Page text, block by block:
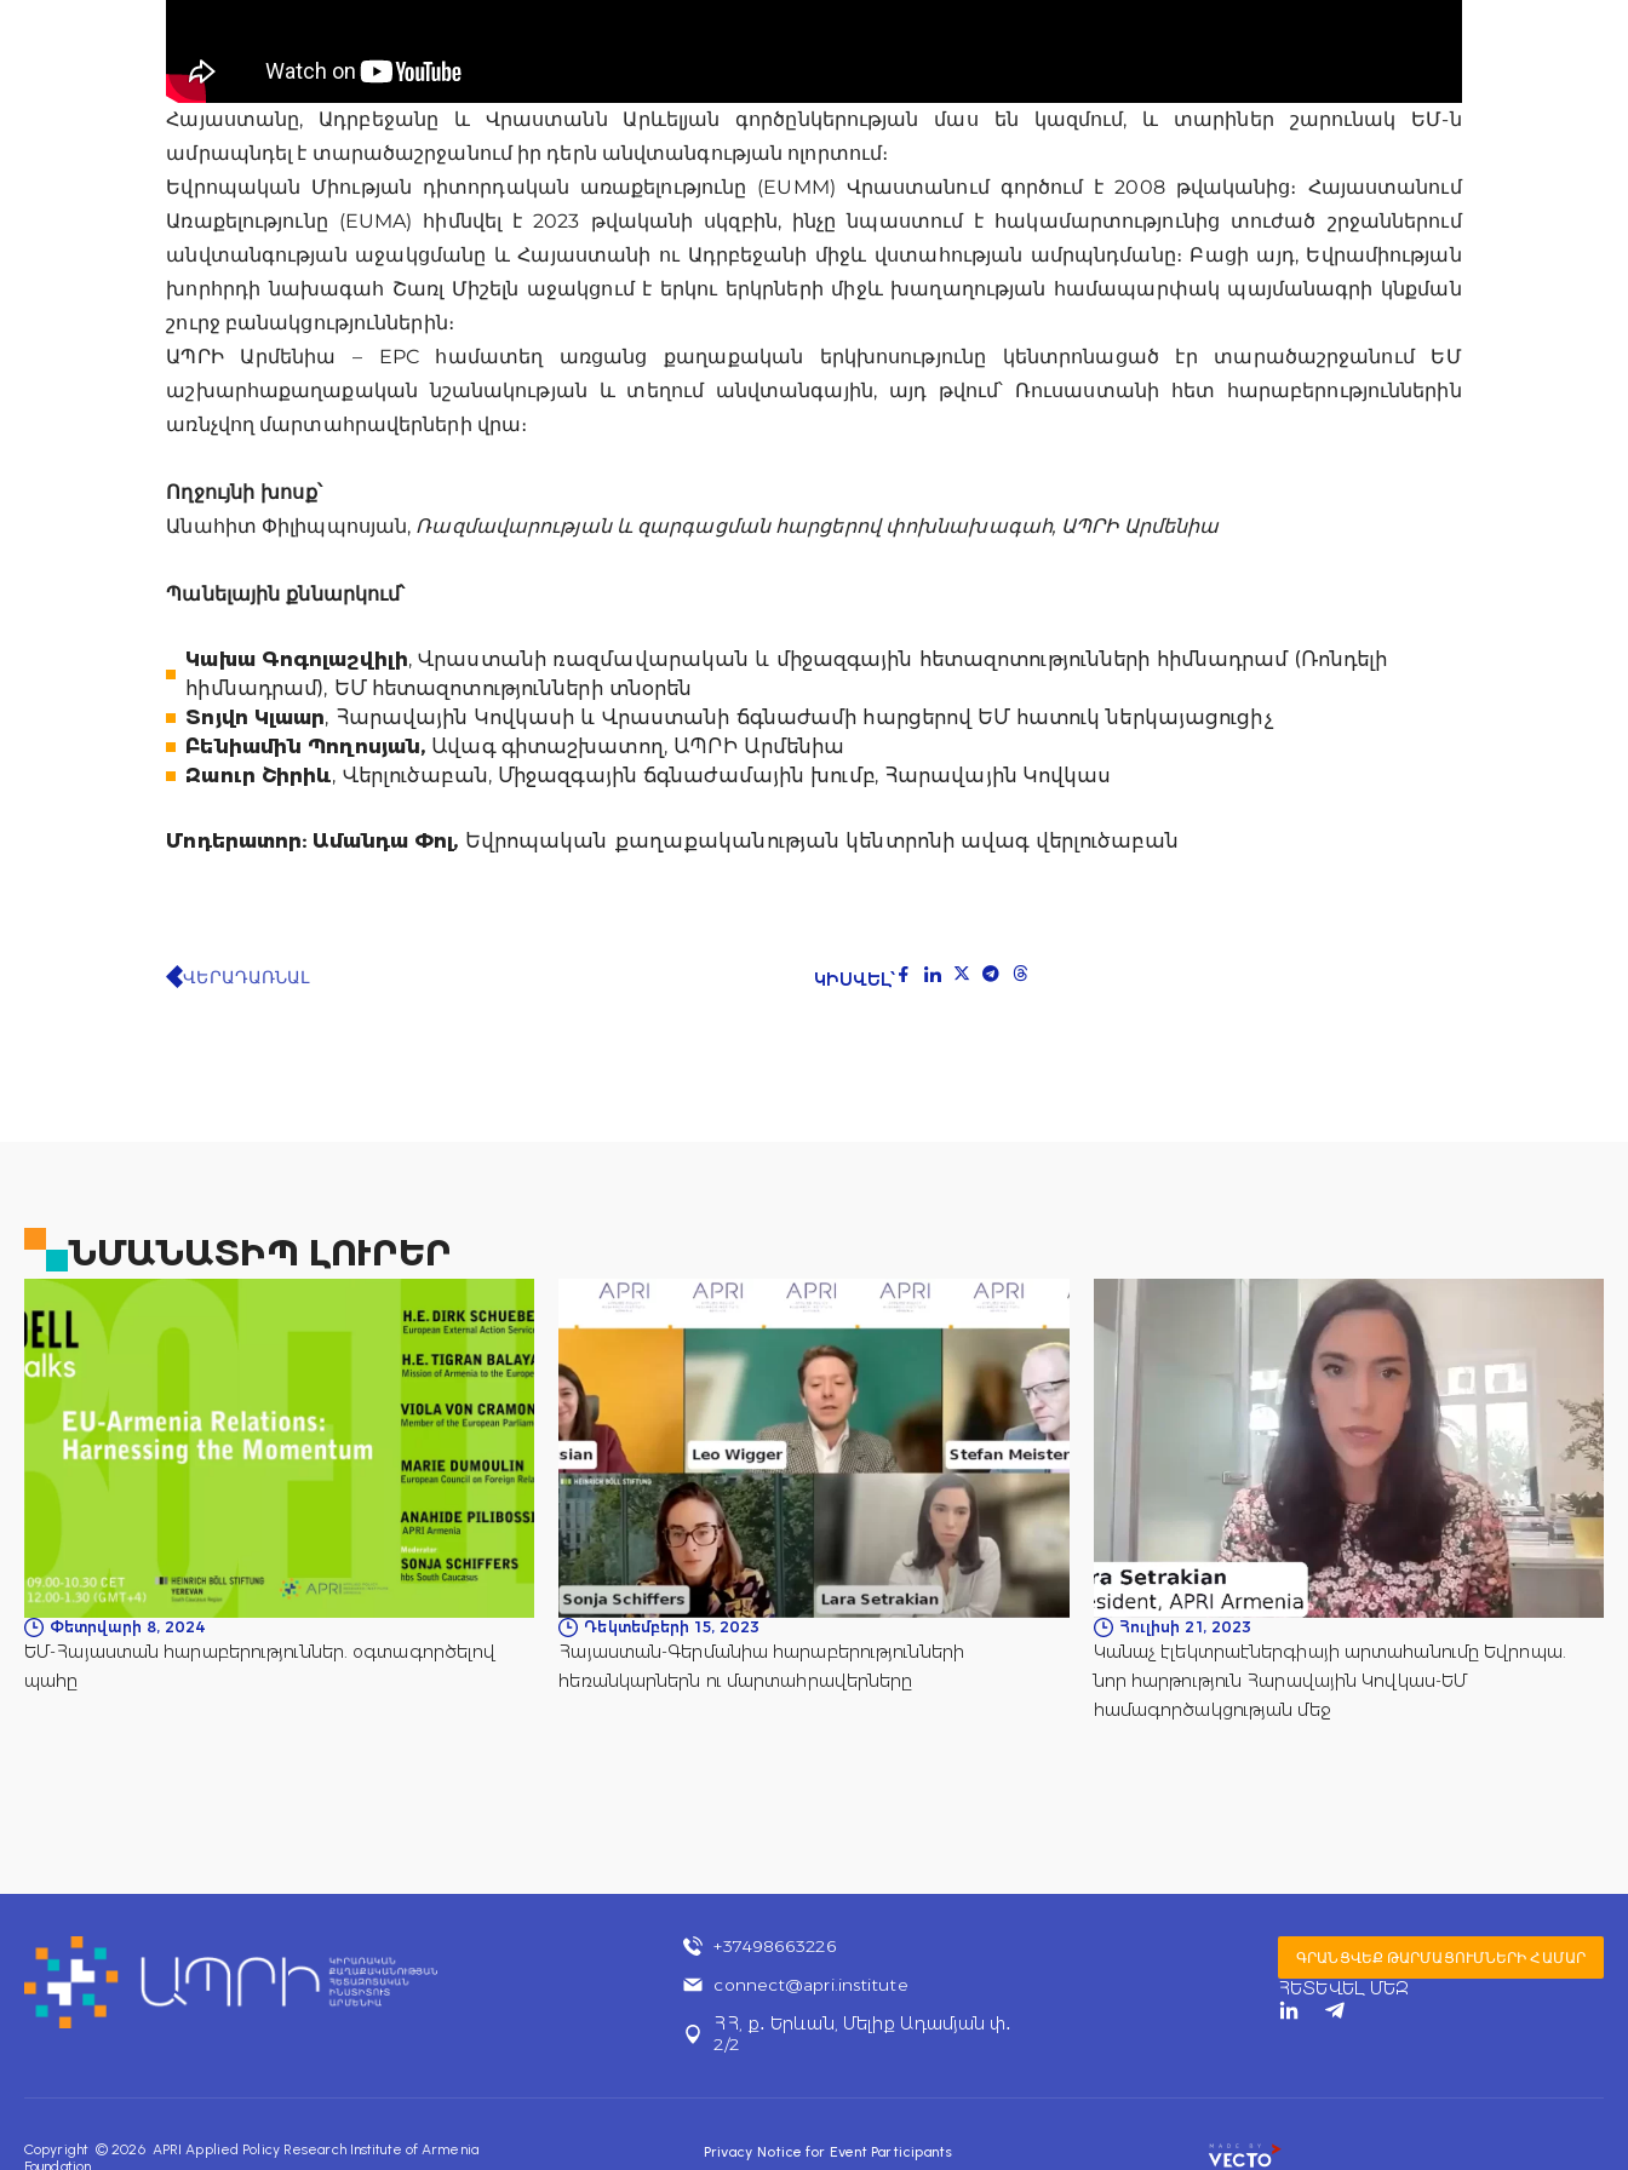
Հայաստանը, Ադրբեջանը և Վրաստանն Արևելյան գործընկերության մաս են կազմում, և տարիներ շարունակ ԵՄ-ն
ամրապնդել է տարածաշրջանում իր դերն անվտանգության ոլորտում։
Եվրոպական Միության դիտորդական առաքելությունը (EUMM) Վրաստանում գործում է 2008 թվականից։ Հայաստանում
Առաքելությունը (EUMA) հիմնվել է 2023 թվականի սկզբին, ինչը նպաստում է հակամարտությունից տուժած շրջաններում
անվտանգության աջակցմանը և Հայաստանի ու Ադրբեջանի միջև վստահության ամրպնդմանը։ Բացի այդ, Եվրամիության
խորհրդի նախագահ Շառլ Միշելն աջակցում է երկու երկրների միջև խաղաղության համապարփակ պայմանագրի կնքման
շուրջ բանակցություններին։
ԱՊՐԻ Արմենիա – EPC համատեղ առցանց քաղաքական երկխոսությունը կենտրոնացած էր տարածաշրջանում ԵՄ
աշխարհաքաղաքական նշանակության և տեղում անվտանգային, այդ թվում՝ Ռուսաստանի հետ հարաբերություններին
առնչվող մարտահրավերների վրա։
Ողջույնի խոսք՝
Անահիտ Փիլիպպոսյան, Ռազմավարության և զարգացման հարցերով փոխնախագահ, ԱՊՐԻ Արմենիա
Պանելային քննարկում՝
Կախա Գոգոլաշվիլի, Վրաստանի ռազմավարական և միջազգային հետազոտությունների հիմնադրամ (Ռոնդելի
հիմնադրամ), ԵՄ հետազոտությունների տնօրեն
Տոյվո Կլաար, Հարավային Կովկասի և Վրաստանի ճգնաժամի հարցերով ԵՄ հատուկ ներկայացուցիչ
Բենիամին Պողոսյան, Ավագ գիտաշխատող, ԱՊՐԻ Արմենիա
Զաուր Շիրիև, Վերլուծաբան, Միջազգային ճգնաժամային խումբ, Հարավային Կովկաս
Մոդերատոր: Ամանդա Փոլ, Եվրոպական քաղաքականության կենտրոնի ավագ վերլուծաբան
ՎԵՐԱԴԱՌՆԱԼ ԿԻՍՎԵԼ՝
ՆՄԱՆԱՏԻՊ ԼՈՒՐԵՐ
Փետրվարի 8, 2024
ԵՄ-Հայաստան հարաբերություններ. օգտագործելով
պահը
Դեկտեմբերի 15, 2023
Հայաստան-Գերմանիա հարաբերությունների
հեռանկարներն ու մարտահրավերները
Հուլիսի 21, 2023
Կանաչ էլեկտրաէներգիայի արտահանումը Եվրոպա.
նոր հարթություն Հարավային Կովկաս-ԵՄ
համագործակցության մեջ
+37498663226
connect@apri.institute
ՀՀ, ք․ Երևան, Մելիք Ադամյան փ․
2/2
ԳՐԱՆՑՎԵՔ ԹԱՐՄԱՑՈՒՄՆԵՐԻ ՀԱՄԱՐ
ՀԵՏԵՎԵԼ ՄԵԶ
T
Copyright © 2026 APRI Applied Policy Research Institute of Armenia
Foundation
Privacy Notice for Event Participants